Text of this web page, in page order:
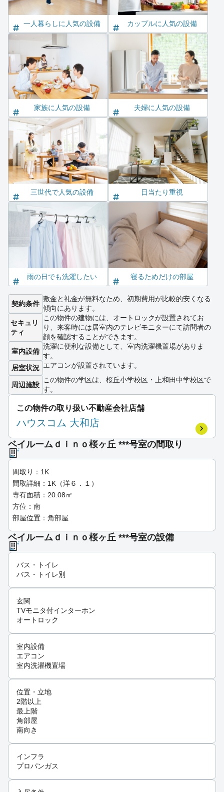
一人暮らしに人気の設備 カップルに人気の設備
家族に人気の設備 夫婦に人気の設備
三世代で人気の設備 日当たり重視
雨の日でも洗濯したい 寝るためだけの部屋
契約条件
敷金と礼金が無料なため、初期費用が比較的安くなる
傾向にあります。
セキュリ
ティ
この物件の建物には、オートロックが設置されてお
り、来客時には居室内のテレビモニターにて訪問者の
顔を確認することができます。
室内設備
洗濯に便利な設備として、室内洗濯機置場がありま
す。
居室状況 エアコンが設置されています。
周辺施設
この物件の学区は、桜丘小学校区・上和田中学校区で
す。
この物件の取り扱い不動産会社店舗
ハウスコム 大和店
ベイルームｄｉｎｏ桜ヶ丘 ***号室の間取り
間取り：1K
間取詳細：1K（洋６．１）
専有面積：20.08㎡
方位：南
部屋位置：角部屋
ベイルームｄｉｎｏ桜ヶ丘 ***号室の設備
バス・トイレ
バス・トイレ別
玄関
TVモニタ付インターホン
オートロック
室内設備
エアコン
室内洗濯機置場
位置・立地
2階以上
最上階
角部屋
南向き
インフラ
プロパンガス